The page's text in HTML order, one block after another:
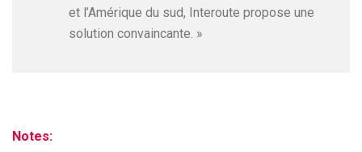
et l’Amérique du sud, Interoute propose une
solution convaincante. »
Notes: